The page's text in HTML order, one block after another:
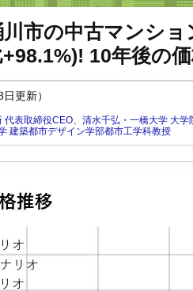
川市の中古マンシ
10年後の
更新）
代表取締役CEO、 清水千弘・一橋大学 大
建築都市デザイン学部都市工学科教授